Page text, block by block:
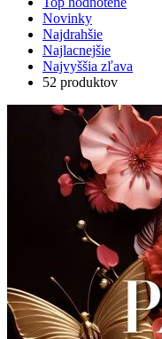
Novinky
Najdrahšie
Najlacnejšie
Najvyššia zľava
52 produktov